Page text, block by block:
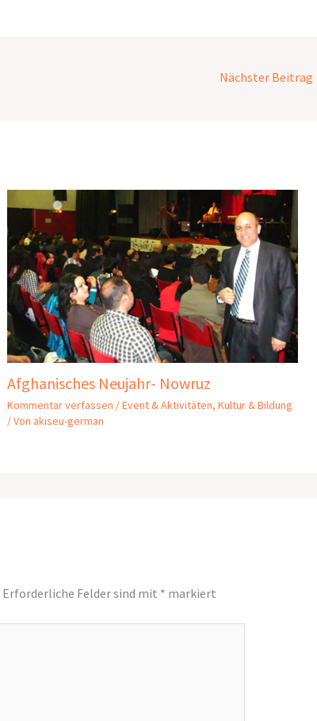
Nächster Beitrag
Afghanisches Neujahr- Nowruz
Kommentar verfassen /Event & Aktivitäten, Kultur & Bildung
/ Von akiseu-german
Erforderliche Felder sind mit * markiert